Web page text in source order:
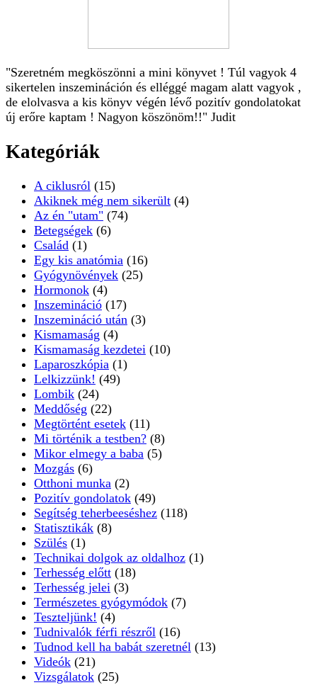
"Szeretném megköszönni a mini könyvet ! Túl vagyok 4
sikertelen inszemináción és elléggé magam alatt vagyok ,
de elolvasva a kis könyv végén lévő pozitív gondolatokat
új erőre kaptam ! Nagyon köszönöm!!" Judit
Kategóriák
A ciklusról (15)
Akiknek még nem sikerült (4)
Az én "utam" (74)
Betegségek (6)
Család (1)
Egy kis anatómia (16)
Gyógynövények (25)
Hormonok (4)
Inszemináció (17)
Inszemináció után (3)
Kismamaság (4)
Kismamaság kezdetei (10)
Laparoszkópia (1)
Lelkizzünk! (49)
Lombik (24)
Meddőség (22)
Megtörtént esetek (11)
Mi történik a testben? (8)
Mikor elmegy a baba (5)
Mozgás (6)
Otthoni munka (2)
Pozitív gondolatok (49)
Segítség teherbeeséshez (118)
Statisztikák (8)
Szülés (1)
Technikai dolgok az oldalhoz (1)
Terhesség előtt (18)
Terhesség jelei (3)
Természetes gyógymódok (7)
Teszteljünk! (4)
Tudnivalók férfi részről (16)
Tudnod kell ha babát szeretnél (13)
Videók (21)
Vizsgálatok (25)